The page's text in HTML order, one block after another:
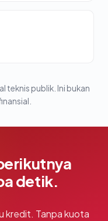
teknis publik. Ini bukan
detik.
kredit. Tanpa kuota